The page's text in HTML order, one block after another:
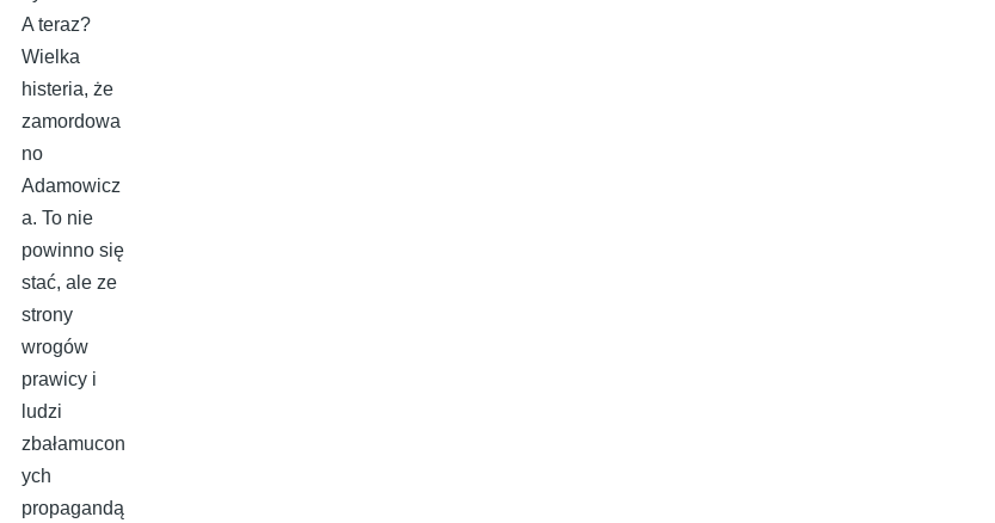
A teraz?
Wielka
histeria, że
zamordowa
no
Adamowicz
a. To nie
powinno się
stać, ale ze
strony
wrogów
prawicy i
ludzi
zbałamucon
ych
propagandą